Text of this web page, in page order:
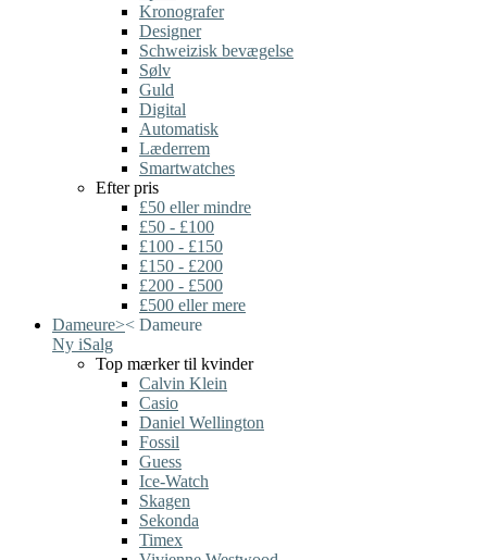
Kronografer
Designer
Schweizisk bevægelse
Sølv
Guld
Digital
Automatisk
Læderrem
Smartwatches
Efter pris
£50 eller mindre
£50 - £100
£100 - £150
£150 - £200
£200 - £500
£500 eller mere
Dameure>< Dameure
Ny iSalg
Top mærker til kvinder
Calvin Klein
Casio
Daniel Wellington
Fossil
Guess
Ice-Watch
Skagen
Sekonda
Timex